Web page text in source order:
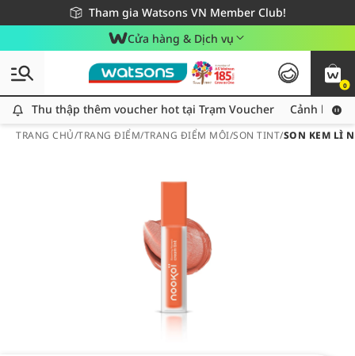
Tham gia Watsons VN Member Club!
Miễn phí giao hàng cho đơn hàng từ 249,000Đ
Giao hàng nhanh 24h - Áp dụng khu vực TP. Hồ Chí Minh
Cửa hàng & Dịch vụ
0
Thu thập thêm voucher hot tại Trạm Voucher
Thu thập thêm voucher hot tại Trạm Voucher Cảnh báo
TRANG CHỦ/TRANG ĐIỂM/TRANG ĐIỂM MÔI/SON TINT/SON KEM LÌ